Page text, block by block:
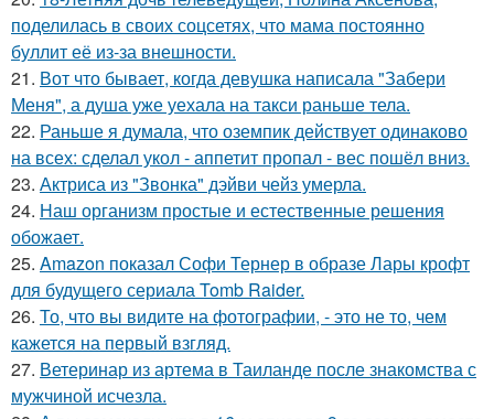
поделилась в своих соцсетях, что мама постоянно
буллит её из-за внешности.
21. Вот что бывает, когда девушка написала "Забери
Меня", а душа уже уехала на такси раньше тела.
22. Раньше я думала, что оземпик действует одинаково
на всех: сделал укол - аппетит пропал - вес пошёл вниз.
23. Актриса из "Звонка" дэйви чейз умерла.
24. Наш организм простые и естественные решения
обожает.
25. Amazon показал Софи Тернер в образе Лары крофт
для будущего сериала Tomb Raider.
26. То, что вы видите на фотографии, - это не то, чем
кажется на первый взгляд.
27. Ветеринар из артема в Таиланде после знакомства с
мужчиной исчезла.